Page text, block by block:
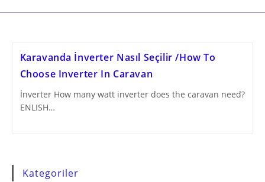
Karavanda İnverter Nasıl Seçilir /How To
Choose Inverter In Caravan
İnverter How many watt inverter does the caravan need?
ENLISH…
Kategoriler